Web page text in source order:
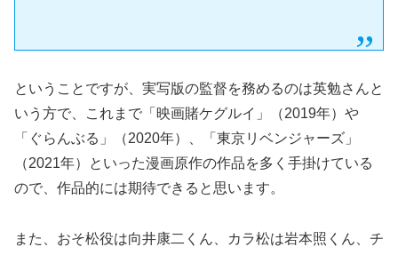
ということですが、実写版の監督を務めるのは英勉さんと
いう方で、これまで「映画賭ケグルイ」（2019年）や
「ぐらんぶる」（2020年）、「東京リベンジャーズ」
（2021年）といった漫画原作の作品を多く手掛けている
ので、作品的には期待できると思います。
また、おそ松役は向井康二くん、カラ松は岩本照くん、チ